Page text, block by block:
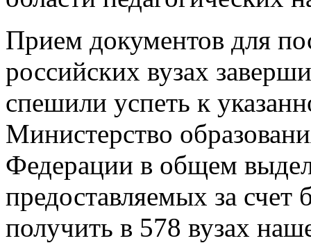
Прием документов для
российских вузах
спешили успеть к
Министерство
Федерации в общем
предоставляемых за
получить в 578 вузах